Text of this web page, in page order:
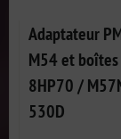
Adaptateur
M54 et boîtes
8HP70 /
530D